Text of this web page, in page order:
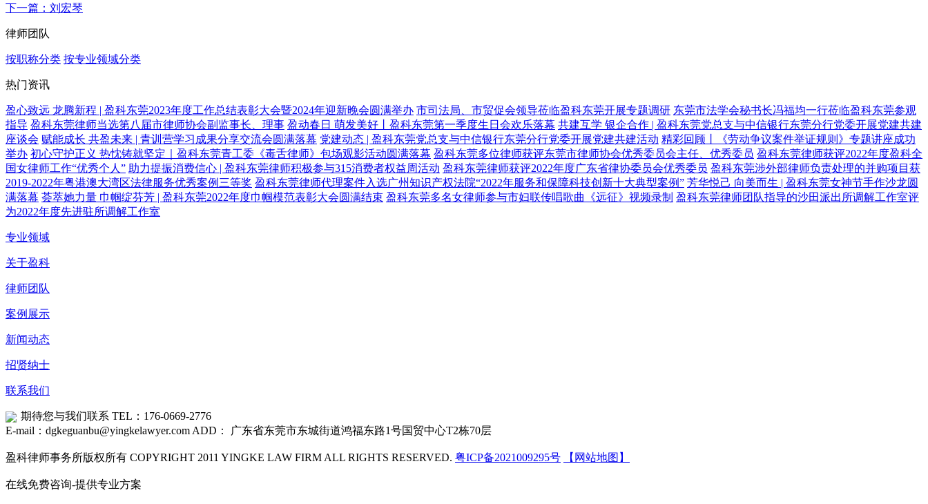
下一篇 ：刘宏琴
律师团队
按职称分类 按专业领域分类
热门资讯
盈心致远 龙腾新程 | 盈科东莞2023年度工作总结表彰大会暨2024年迎新晚会圆满举办 市司法局、市贸促会领导莅临盈科东莞开展专题调研 东莞市法学会秘书长冯福均一行莅临盈科东莞参观
指导 盈科东莞律师当选第八届市律师协会副监事长、理事 盈动春日 萌发美好丨盈科东莞第一季度生日会欢乐落幕 共建互学 银企合作 | 盈科东莞党总支与中信银行东莞分行党委开展党建共建
座谈会 赋能成长 共盈未来 | 青训营学习成果分享交流会圆满落幕 党建动态 | 盈科东莞党总支与中信银行东莞分行党委开展党建共建活动 精彩回顾丨《劳动争议案件举证规则》专题讲座成功
举办 初心守护正义 热忱铸就坚定｜盈科东莞青工委《毒舌律师》包场观影活动圆满落幕 盈科东莞多位律师获评东莞市律师协会优秀委员会主任、优秀委员 盈科东莞律师获评2022年度盈科全
国女律师工作“优秀个人” 助力提振消费信心 | 盈科东莞律师积极参与315消费者权益周活动 盈科东莞律师获评2022年度广东省律协委员会优秀委员 盈科东莞涉外部律师负责处理的并购项目获
2019-2022年粤港澳大湾区法律服务优秀案例三等奖 盈科东莞律师代理案件入选广州知识产权法院“2022年服务和保障科技创新十大典型案例” 芳华悦己 向美而生 | 盈科东莞女神节手作沙龙圆
满落幕 荟萃她力量 巾帼绽芬芳 | 盈科东莞2022年度巾帼模范表彰大会圆满结束 盈科东莞多名女律师参与市妇联传唱歌曲《远征》视频录制 盈科东莞律师团队指导的沙田派出所调解工作室评
为2022年度先进驻所调解工作室
专业领域
关于盈科
律师团队
案例展示
新闻动态
招贤纳士
联系我们
期待您与我们联系 TEL：176-0669-2776
E-mail：dgkeguanbu@yingkelawyer.com ADD： 广东省东莞市东城街道鸿福东路1号国贸中心T2栋70层
盈科律师事务所版权所有 COPYRIGHT 2011 YINGKE LAW FIRM ALL RIGHTS RESERVED. 粤ICP备2021009295号 【网站地图】
在线免费咨询-提供专业方案